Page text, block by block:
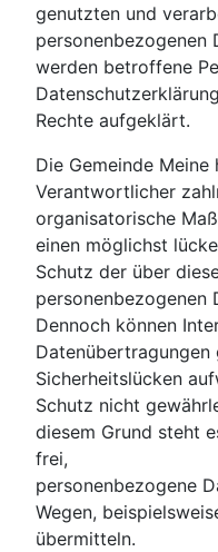
genutzten und
personenbezogenen
werden betroffene
Rechte aufgeklärt.
Die Gemeinde
Verantwortlicher
organisatorische
einen möglichst
Schutz der über
personenbezogenen
Dennoch können
Datenübertragungen
Sicherheitslücken
Schutz nicht
diesem Grund steht
frei,
personenbezogene
Wegen,
übermitteln.